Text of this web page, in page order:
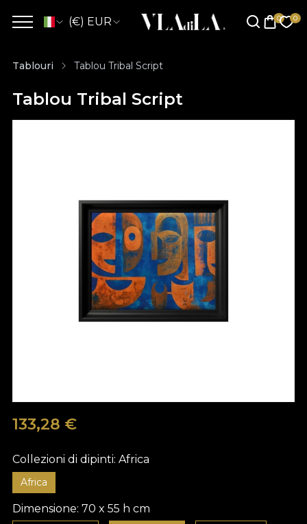
(€) EUR
Tablouri Tablou Tribal Script
Tablou Tribal Script
133,28 €
Collezioni di dipinti: Africa
Africa
Dimensione: 70 x 55 h cm